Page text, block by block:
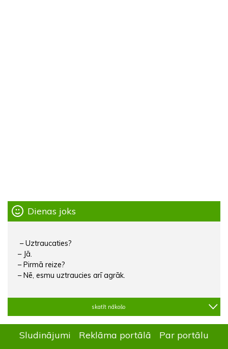
Dienas joks
– Uztraucaties?
– Jā.
– Pirmā reize?
– Nē, esmu uztraucies arī agrāk.
skatīt nākošo
Sludinājumi Reklāma portālā Par portālu